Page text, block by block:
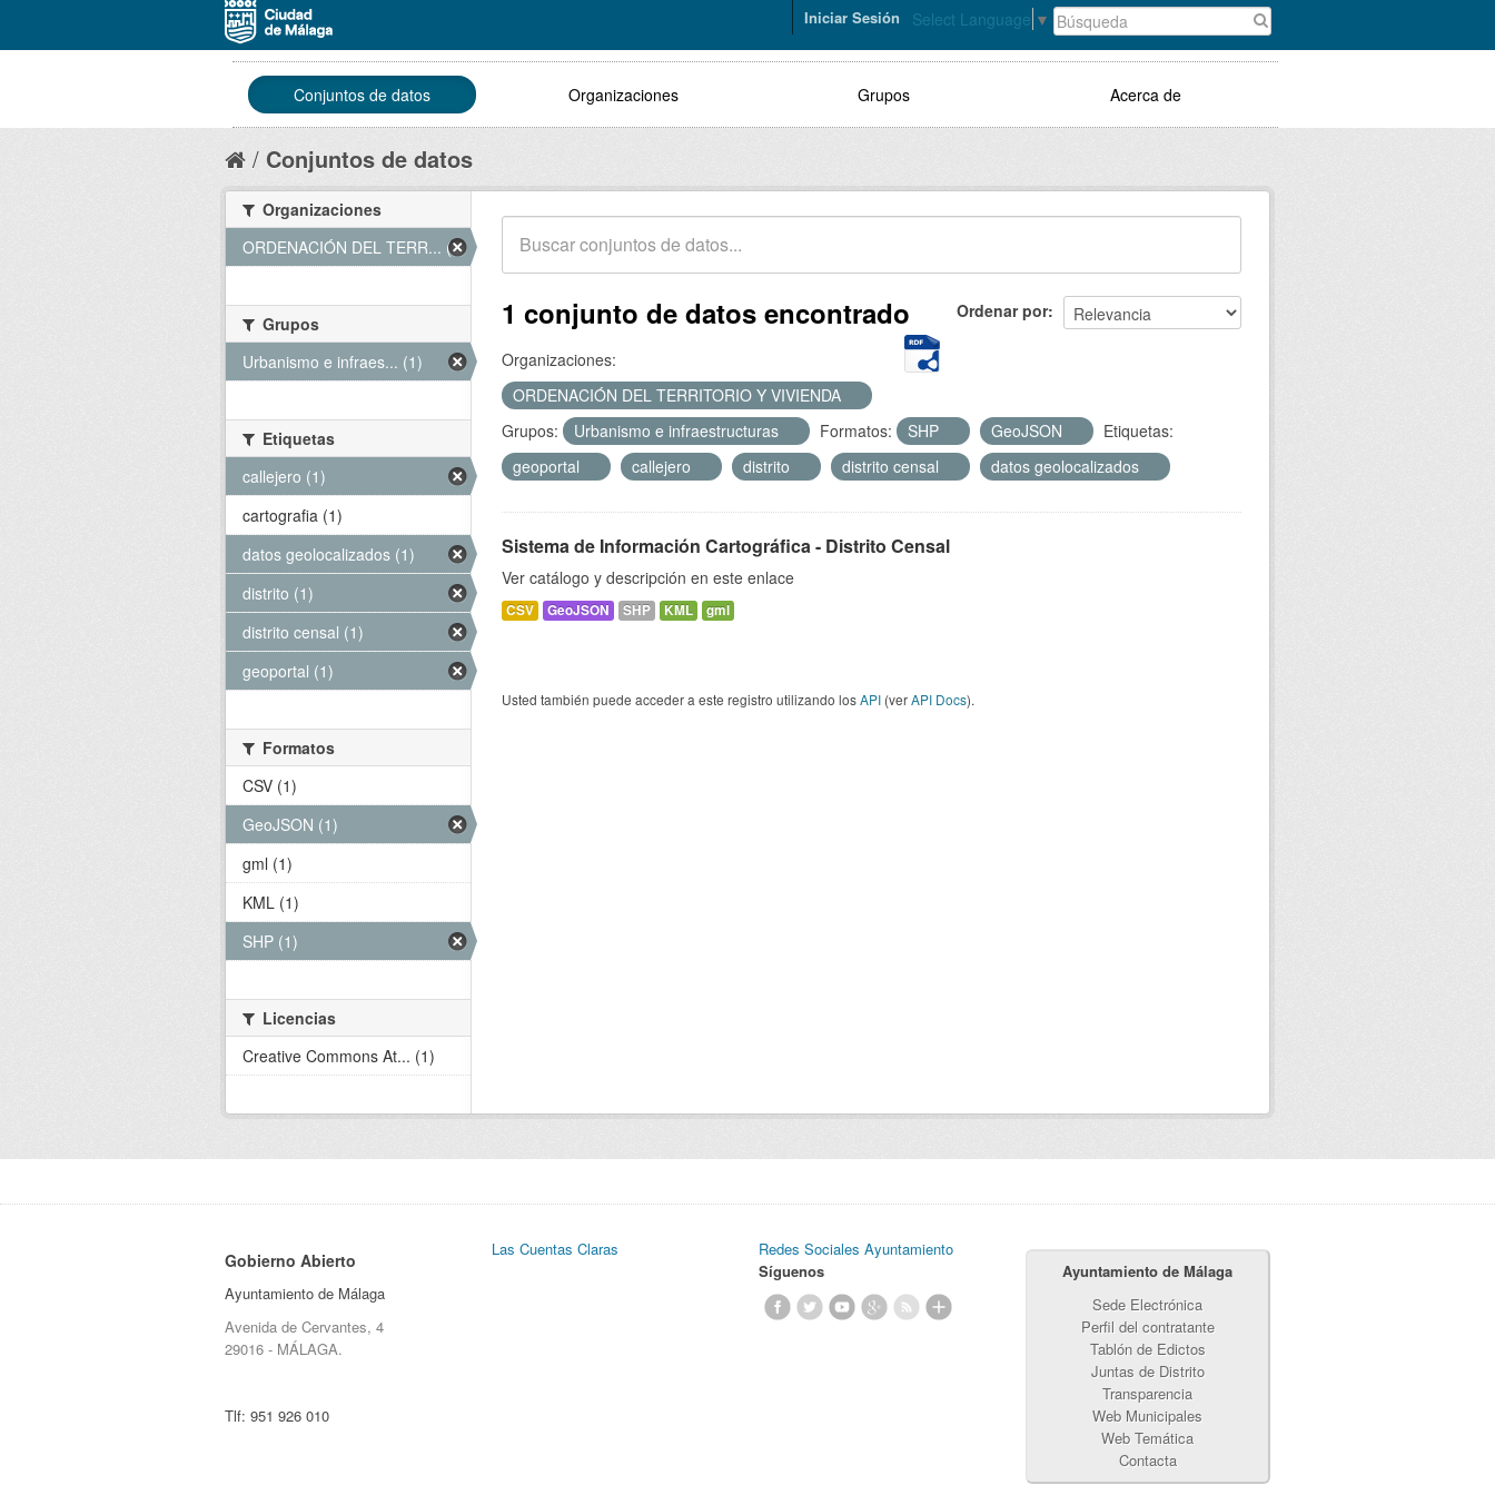
Select Language ▼
Iniciar Sesión
Conjuntos de datos Organizaciones Grupos Acerca de
Conjuntos de datos
Ordenar por
1 conjunto de datos encontrado
Organizaciones:
ORDENACIÓN DEL TERRITORIO Y VIVIENDA
Grupos:
Urbanismo e infraestructuras Formatos: SHP GeoJSON
Etiquetas:
geoportal
callejero distrito distrito censal datos geolocalizados
Sistema de Información Cartográfica - Distrito Censal
Ver catálogo y descripción en este enlace
CSV GeoJSON SHP KML gml
Usted también puede acceder a este registro utilizando losAPI (verAPI Docs).
Organizaciones
ORDENACIÓN DEL TERR... (1)
Grupos
Urbanismo e infraes... (1)
Etiquetas
callejero (1)
cartografia (1)
datos geolocalizados (1)
distrito (1)
distrito censal (1)
geoportal (1)
Formatos
CSV (1)
GeoJSON (1)
gml (1)
KML (1)
SHP (1)
Licencias
Creative Commons At... (1)
Gobierno Abierto
Ayuntamiento de Málaga
Avenida de Cervantes, 4
29016 - MÁLAGA.
Tlf: 951 926 010
Las Cuentas Claras
Redes Sociales Ayuntamiento
Síguenos
Ayuntamiento de Málaga
Sede Electrónica
Perfil del contratante
Tablón de Edictos
Juntas de Distrito
Transparencia
Web Municipales
Web Temática
Contacta